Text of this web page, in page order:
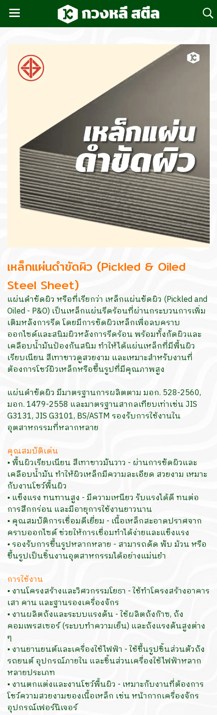
เหล็กแผ่นดำขัดผิว (Pickled & Oiled
Steel Sheet)
แผ่นดำขัดผิว หรือที่เรียกว่า เหล็กแผ่นขัดผิว (Pickled and
Oiled - P&O) เป็นเหล็กแผ่นรีดร้อนที่ผ่านกระบวนการเพิ่ม
เติมหลังการรีด โดยมีการขัดผิวเหล็กเพื่อลบคราบ
ออกไซด์และสนิมผิวหลังการรีดร้อน พร้อมทั้งกัดผิวและ
เคลือบน้ำมันป้องกันสนิม ทำให้ได้แผ่นเหล็กที่มีพื้นผิว
เรียบเนียน สีเทาขาวดูสวยงาม และเหมาะสำหรับงานที่
ต้องการโชว์ผิวเหล็กหรือขึ้นรูปที่มีคุณภาพสูง
แผ่นดำขัดผิว มีมาตรฐานการผลิตตาม มอก. 528-2560,
มอก. 1479-2558 และมาตรฐานสากลเทียบเท่าเช่น JIS
G3131, JIS G3101, BS/ASTM รองรับการใช้งานใน
อุตสาหกรรมที่หลากหลาย
คุณสมบัติเด่น
• พื้นผิวเรียบเนียน สีเทาขาวมันวาว - ผ่านการขัดผิวและ
เคลือบน้ำมัน ทำให้ผิวเหล็กมีความละเอียด สวยงาม เหมาะ
กับงานโชว์พื้นผิว
• แข็งแรง ทนทานสูง - มีความเหนียว รับแรงได้ดี ทนต่อ
การสึกกร่อน และมีอายุการใช้งานยาวนาน
• คุณสมบัติการเชื่อมดีเยี่ยม - เนื้อเหล็กสะอาดปราศจาก
คราบออกไซด์ ช่วยให้การเชื่อมทำได้ง่ายและแข็งแรง
• รองรับการขึ้นรูปหลากหลาย - สามารถดัด พับ ม้วน หรือ
ขึ้นรูปเป็นชิ้นงานอุตสาหกรรมได้อย่างแม่นยำ
การใช้งาน
• งานโครงสร้างและวิศวกรรมโยธา - ใช้ทำโครงสร้างอาคาร
เสา คาน และฐานรองเครื่องจักร
• งานผลิตถังและระบบแรงดัน - ใช้ผลิตถังก๊าซ, ถัง
คอมเพรสเซอร์ (ระบบทำความเย็น) และถังแรงดันสูงต่าง
ๆ
• งานยานยนต์และเครื่องใช้ไฟฟ้า - ใช้ขึ้นรูปชิ้นส่วนตัวถัง
รถยนต์ อุปกรณ์ภายใน และชิ้นส่วนเครื่องใช้ไฟฟ้าหลาก
หลายประเภท
• งานตกแต่งและงานโชว์พื้นผิว - เหมาะกับงานที่ต้องการ
โชว์ความสวยงามของเนื้อเหล็ก เช่น หน้ากากเครื่องจักร
อุปกรณ์เฟอร์นิเจอร์